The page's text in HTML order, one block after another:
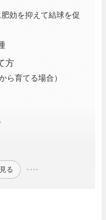
効を抑えて結球を促
方
ら育てる場合）
る